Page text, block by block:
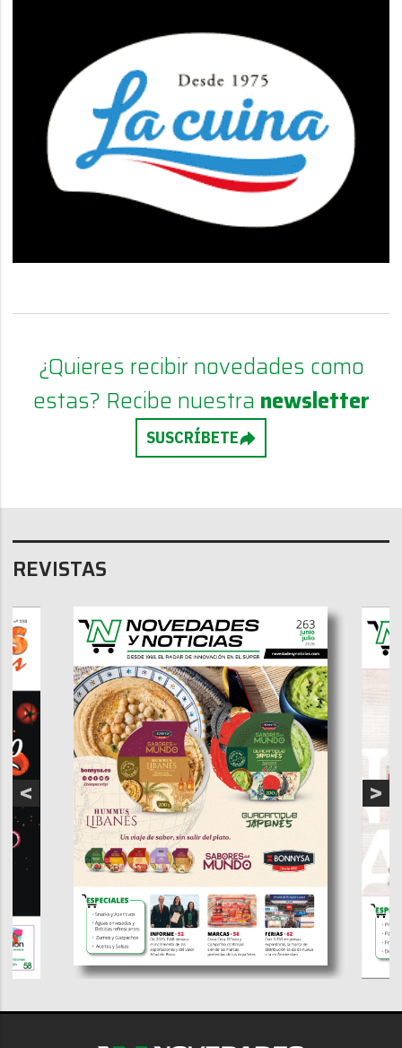
¿Quieres recibir novedades como
estas? Recibe nuestra newsletter
SUSCRÍBETE
REVISTAS